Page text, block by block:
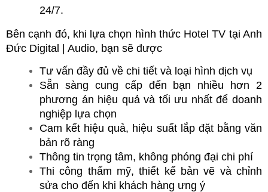
24/7.
Bên cạnh đó, khi lựa chọn hình thức Hotel TV tại Anh
Đức Digital | Audio, bạn sẽ được
Tư vấn đầy đủ về chi tiết và loại hình dịch vụ
Sẵn sàng cung cấp đến bạn nhiều hơn 2
phương án hiệu quả và tối ưu nhất để doanh
nghiệp lựa chọn
Cam kết hiệu quả, hiệu suất lắp đặt bằng văn
bản rõ ràng
Thông tin trọng tâm, không phóng đại chi phí
Thi công thẩm mỹ, thiết kế bản vẽ và chỉnh
sửa cho đến khi khách hàng ưng ý